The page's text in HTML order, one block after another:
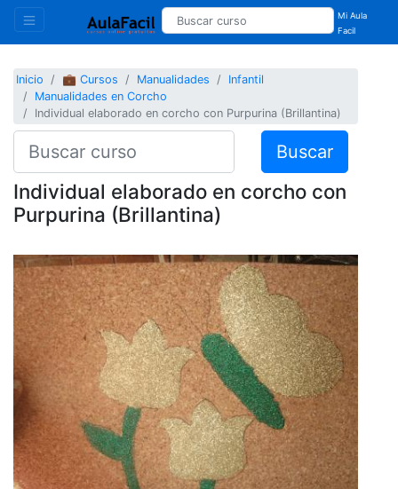
Mi Aula
Facil
Inicio 💼 Cursos Manualidades
Infantil
Manualidades en Corcho
Individual elaborado en corcho con Purpurina (Brillantina)
Buscar
Individual elaborado en corcho con
Purpurina (Brillantina)